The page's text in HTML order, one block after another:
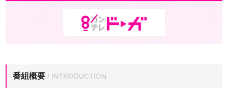
番組概要/ INTRODUCTION